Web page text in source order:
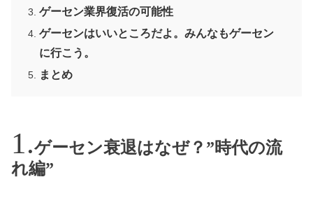
ゲーセン業界復活の可能性
ゲーセンはいいところだよ。みんなもゲーセン
に行こう。
まとめ
ゲーセン衰退はなぜ？”時代の流
れ編”